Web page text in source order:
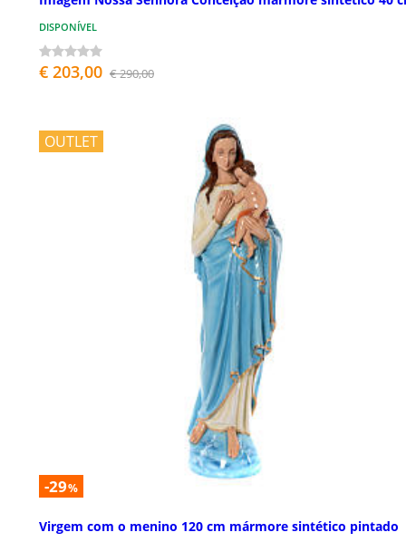
DISPONÍVEL
€ 203,00 € 290,00
OUTLET
-29%
Virgem com o menino 120 cm mármore sintético pintado